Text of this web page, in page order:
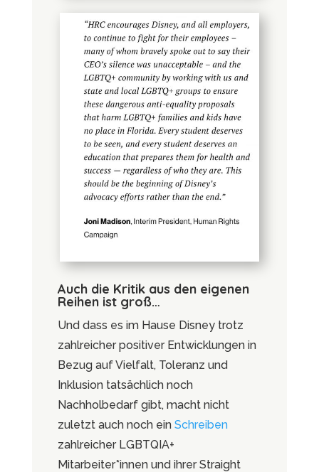
Auch die Kritik aus den eigenen
Reihen ist groß…
Und dass es im Hause Disney trotz
zahlreicher positiver Entwicklungen in
Bezug auf Vielfalt, Toleranz und
Inklusion tatsächlich noch
Nachholbedarf gibt, macht nicht
zuletzt auch noch ein Schreiben
zahlreicher LGBTQIA+
Mitarbeiter*innen und ihrer Straight